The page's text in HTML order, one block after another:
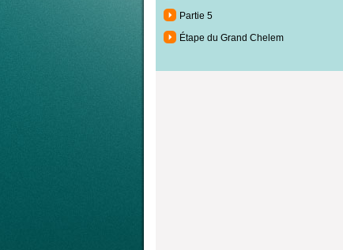
Partie 5
Étape du Grand Chelem